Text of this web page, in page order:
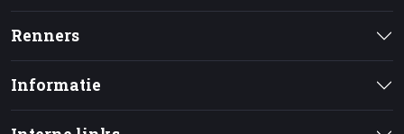
Renners
Informatie